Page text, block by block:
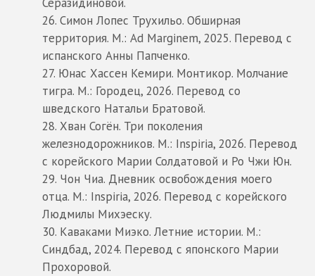
26. Симон Лопес Трухильо. Обширная
территория. М.: Ad Marginem, 2025. Перевод с
испанского Анны Папченко.
27. Юнас Хассен Кемири. Монтикор. Молчание
тигра. М.: Городец, 2026. Перевод со
шведского Натальи Братовой.
28. Хван Согён. Три поколения
железнодорожников. М.: Inspiria, 2026. Перевод
с корейского Марии Солдатовой и Ро Чжи Юн.
29. Чон Чиа. Дневник освобождения моего
отца. М.: Inspiria, 2026. Перевод с корейского
Людмилы Михэеску.
30. Каваками Миэко. Летние истории. М.:
Синдбад, 2024. Перевод с японского Марии
Прохоровой.